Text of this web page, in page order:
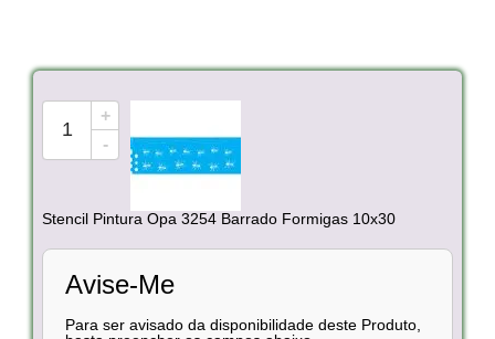
+
-
Stencil Pintura Opa 3254 Barrado Formigas 10x30
Avise-Me
Para ser avisado da disponibilidade deste Produto,